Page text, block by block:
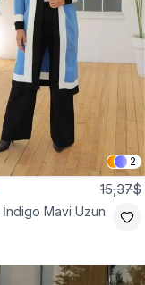
2
15,37$
İndigo Mavi Uzun